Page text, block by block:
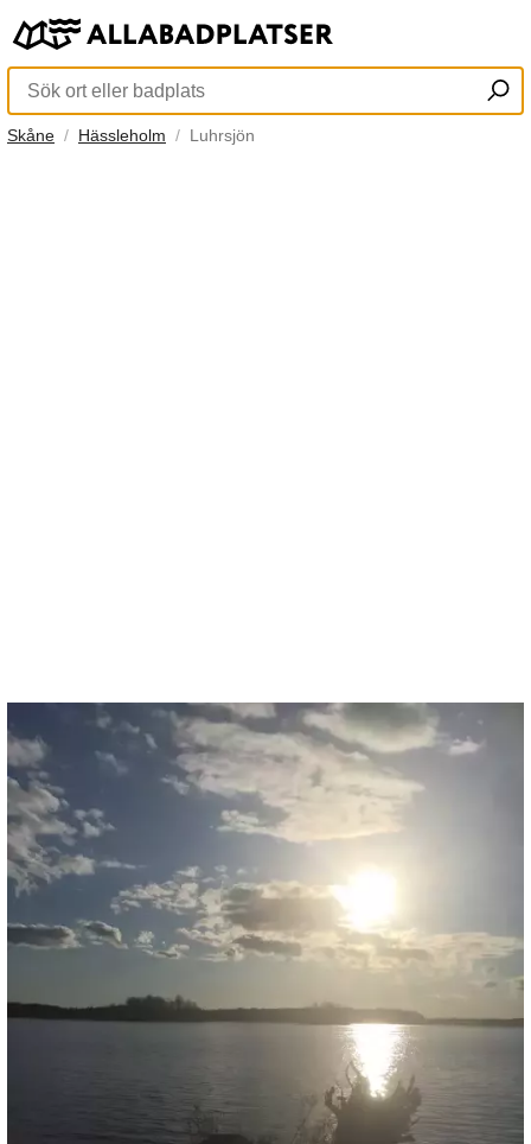
Skåne Hässleholm Luhrsjön